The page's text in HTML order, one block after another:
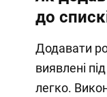
до
Додавати
виявлені
легко.